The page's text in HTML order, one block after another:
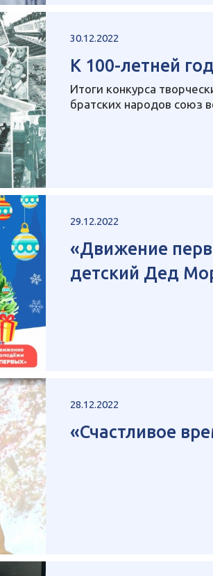
30.12.2022
К 100-летней
Итоги конкурса
братских народов союз
29.12.2022
«Движение
детский Дед
28.12.2022
«Счастливое